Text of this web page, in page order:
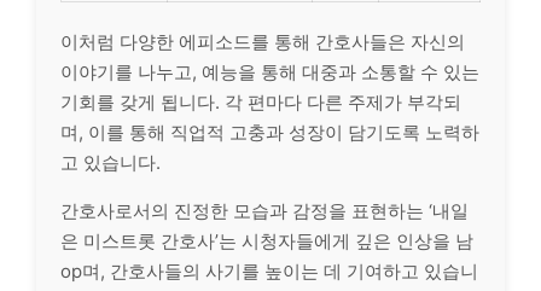
이처럼 다양한 에피소드를 통해 간호사들은 자신의
이야기를 나누고, 예능을 통해 대중과 소통할 수 있는
기회를 갖게 됩니다. 각 편마다 다른 주제가 부각되
며, 이를 통해 직업적 고충과 성장이 담기도록 노력하
고 있습니다.
간호사로서의 진정한 모습과 감정을 표현하는 ‘내일
은 미스트롯 간호사’는 시청자들에게 깊은 인상을 남
op며, 간호사들의 사기를 높이는 데 기여하고 있습니